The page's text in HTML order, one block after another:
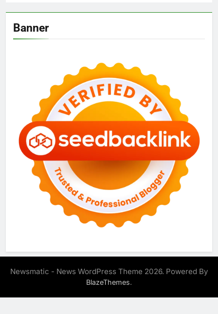
Banner
Newsmatic - News WordPress Theme 2026. Powered By
BlazeThemes.